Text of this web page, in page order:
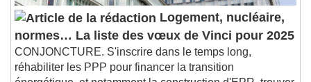
Logement, nucléaire,
normes… La liste des vœux de Vinci pour 2025
CONJONCTURE. S'inscrire dans le temps long,
réhabiliter les PPP pour financer la transition